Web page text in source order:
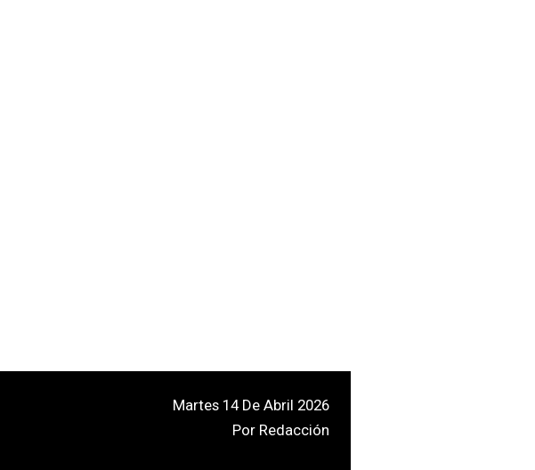
Martes 14 De Abril 2026
Por Redacción